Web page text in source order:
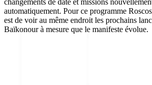
changements de date et missions
automatiquement. Pour ce programme
est de voir au même endroit les prochains
Baïkonour à mesure que le manifeste évolue.